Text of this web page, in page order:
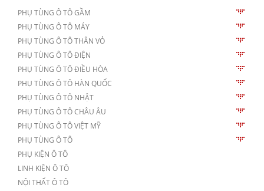
PHỤ TÙNG Ô TÔ GẦM
PHỤ TÙNG Ô TÔ MÁY
PHỤ TÙNG Ô TÔ THÂN VỎ
PHỤ TÙNG Ô TÔ ĐIỆN
PHỤ TÙNG Ô TÔ ĐIỀU HÒA
PHỤ TÙNG Ô TÔ HÀN QUỐC
PHỤ TÙNG Ô TÔ NHẬT
PHỤ TÙNG Ô TÔ CHÂU ÂU
PHỤ TÙNG Ô TÔ VIỆT MỸ
PHỤ TÙNG Ô TÔ
PHỤ KIỆN Ô TÔ
LINH KIỆN Ô TÔ
NỘI THẤT Ô TÔ